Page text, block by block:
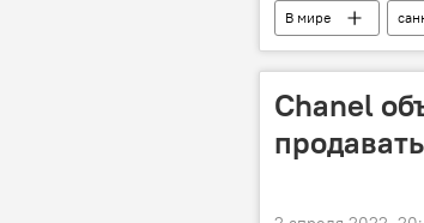
В мире
Chanel